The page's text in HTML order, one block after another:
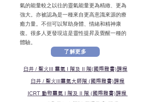
氣的能量較之以往的靈氣能量更為精緻、更為
強大。亦被認為是一種來自更高意識來源的療
癒力量。不但可以幫助身體、情緒和精神康
復。很多人更發現這是靈性提昇及覺醒一種的
體驗。
了解更多
臼井 / 聖火III 靈氣 I 階及 II 階(國際證書)課程
臼井 / 聖火III靈氣大師階 (國際證書)課程
ICRT 動物靈氣 I 階及 II 階 (國際證書)課程